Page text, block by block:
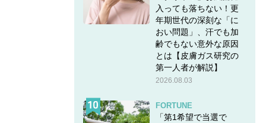
入っても落ちない！更
年期世代の深刻な「に
おい問題」、汗でも加
齢でもない意外な原因
とは【皮膚ガス研究の
第一人者が解説】
2026.08.03
FORTUNE
「第1希望で当選で